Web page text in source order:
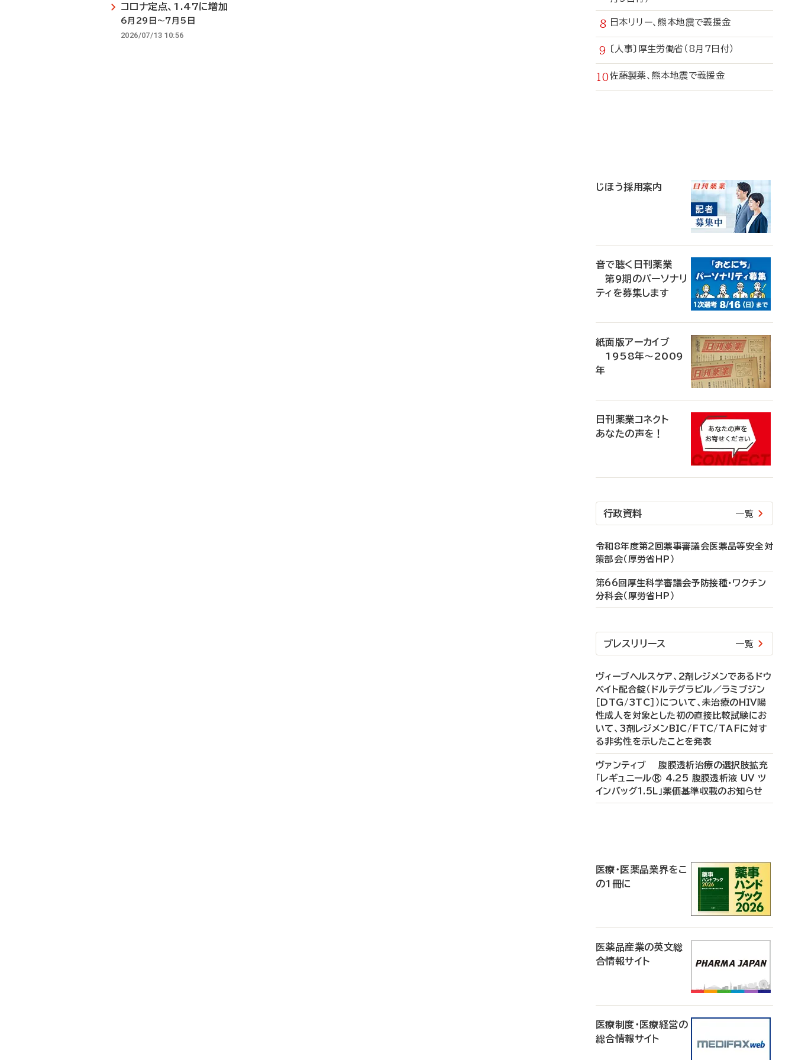
コロナ定点、1.47に増加
6月29日～7月5日
2026/07/13 10:56
日本リリー、熊本地震で義援金
〔人事〕厚生労働省（8月7日付）
佐藤製薬、熊本地震で義援金
じほう採用案内
音で聴く日刊薬業
第9期のパーソナリ
ティを募集します
紙面版アーカイブ
1958年～2009
年
日刊薬業コネクト
あなたの声を！
行政資料 一覧
令和8年度第2回薬事審議会医薬品等安全対
策部会（厚労省HP）
第66回厚生科学審議会予防接種・ワクチン
分科会（厚労省HP）
プレスリリース 一覧
ヴィーブヘルスケア、2剤レジメンであるドウ
ベイト配合錠（ドルテグラビル／ラミブジン
［DTG/3TC］）について、未治療のHIV陽
性成人を対象とした初の直接比較試験にお
いて、3剤レジメンBIC/FTC/TAFに対す
る非劣性を示したことを発表
ヴァンティブ 腹膜透析治療の選択肢拡充
「レギュニール® 4.25 腹膜透析液 UV ツ
インバッグ1.5L」薬価基準収載のお知らせ
医療・医薬品業界をこ
の1冊に
医薬品産業の英文総
合情報サイト
医療制度・医療経営の
総合情報サイト